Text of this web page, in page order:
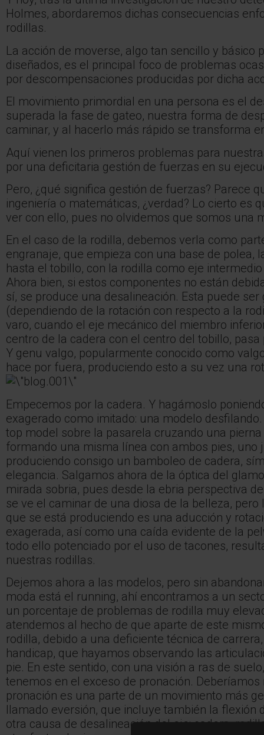
Holmes, abordaremos dichas consecuencias
rodillas.
La acción de moverse, algo tan sencillo y básico
diseñados, es el principal foco de problemas
por descompensaciones producidas por dicha
El movimiento primordial en una persona es el
superada la fase de gateo, nuestra forma de
caminar, y al hacerlo más rápido se transforma
Aquí vienen los primeros problemas para
por una deficitaria gestión de fuerzas en su
Pero, ¿qué significa gestión de fuerzas? Parece
ingeniería o matemáticas, ¿verdad? Lo cierto es
ver con ello, pues no olvidemos que somos una
En el caso de la rodilla, debemos verla como
engranaje, que empieza con una base de polea,
hasta el tobillo, con la rodilla como eje
Ahora bien, si estos componentes no están
sí, se produce una desalineación. Esta puede
(dependiendo de la rotación con respecto a la
varo, cuando el eje mecánico del miembro
centro de la cadera con el centro del tobillo,
Y genu valgo, popularmente conocido como
hace por fuera, produciendo esto a su vez una
Empecemos por la cadera. Y hagámoslo
exagerado como imitado: una modelo
top model sobre la pasarela cruzando una
formando una misma línea con ambos pies, uno
produciendo consigo un bamboleo de cadera,
elegancia. Salgamos ahora de la óptica del
mirada sobria, pues desde la ebria perspectiva
se ve el caminar de una diosa de la belleza, pero
que se está produciendo es una aducción y
exagerada, así como una caída evidente de la
todo ello potenciado por el uso de tacones,
nuestras rodillas.
Dejemos ahora a las modelos, pero sin
moda está el running, ahí encontramos a un
un porcentaje de problemas de rodilla muy
atendemos al hecho de que aparte de este
rodilla, debido a una deficiente técnica de
handicap, que hayamos observando las
pie. En este sentido, con una visión a ras de
tenemos en el exceso de pronación.
pronación es una parte de un movimiento más
llamado eversión, que incluye también la flexión
otra causa de desalineación del eje: cadera,